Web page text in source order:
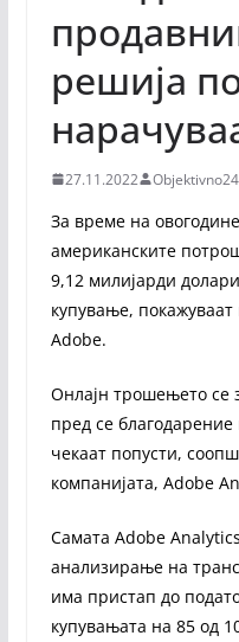
решија
27.11.2022 Objektivno24
За време на
американските
9,12 милијарди
купување,
Adobe.
Онлајн трошењето се
пред се
чекаат попусти,
компанијата, Adobe
Самата Adobe
анализирање на
има пристап до
купувањата на 85 од